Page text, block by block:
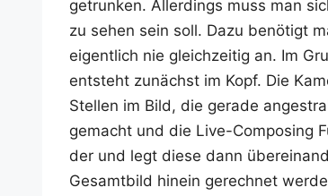
getrun­ken. Aller­dings muss man
zu sehen sein soll. Dazu benö­tigt
eigent­lich nie gleich­zei­tig an. Im
ent­steht zunächst im Kopf. Die
Stel­len im Bild, die gera­de
gemacht und die Live-Com­po­sing
der und legt die­se dann
Gesamt­bild hin­ein gerech­net